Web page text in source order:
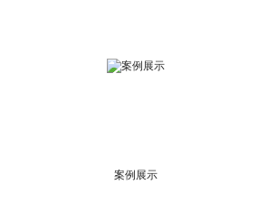
案例展示